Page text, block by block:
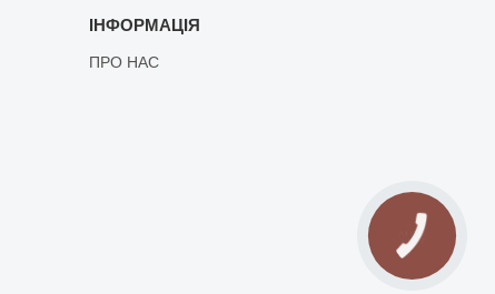
ІНФОРМАЦІЯ
ПРО НАС